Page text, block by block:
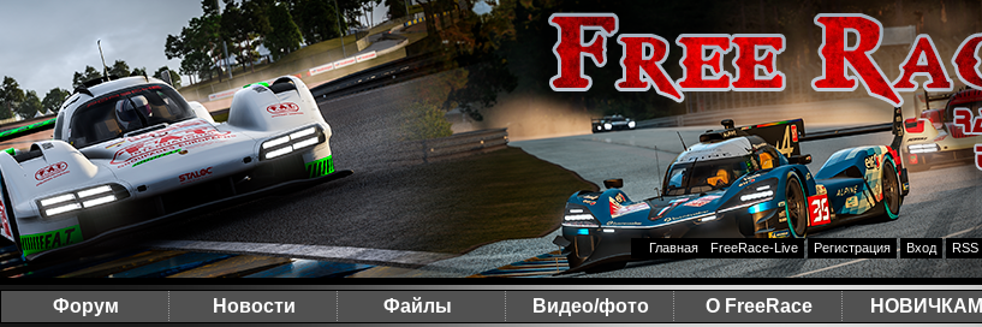
Главная
FreeRace-Live Регистрация Вход RSS
Форум Новости Файлы Видео/фото О FreeRace НОВИЧКАМ